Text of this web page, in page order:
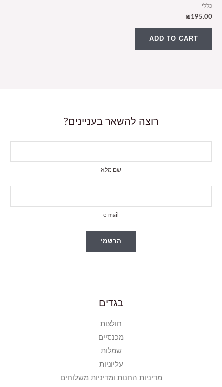
כללי
₪195.00
ADD TO CART
רוצה להשאר בעניינים?
שם מלא
e-mail
הרשמי
בגדים
חולצות
מכנסיים
שמלות
עליוניות
מדיניות החנות ומדיניות משלוחים